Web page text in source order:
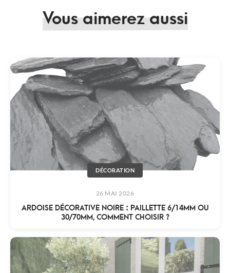
Vous aimerez aussi
DÉCORATION
26 MAI 2026
ARDOISE DÉCORATIVE NOIRE : PAILLETTE 6/14MM OU
30/70MM, COMMENT CHOISIR ?